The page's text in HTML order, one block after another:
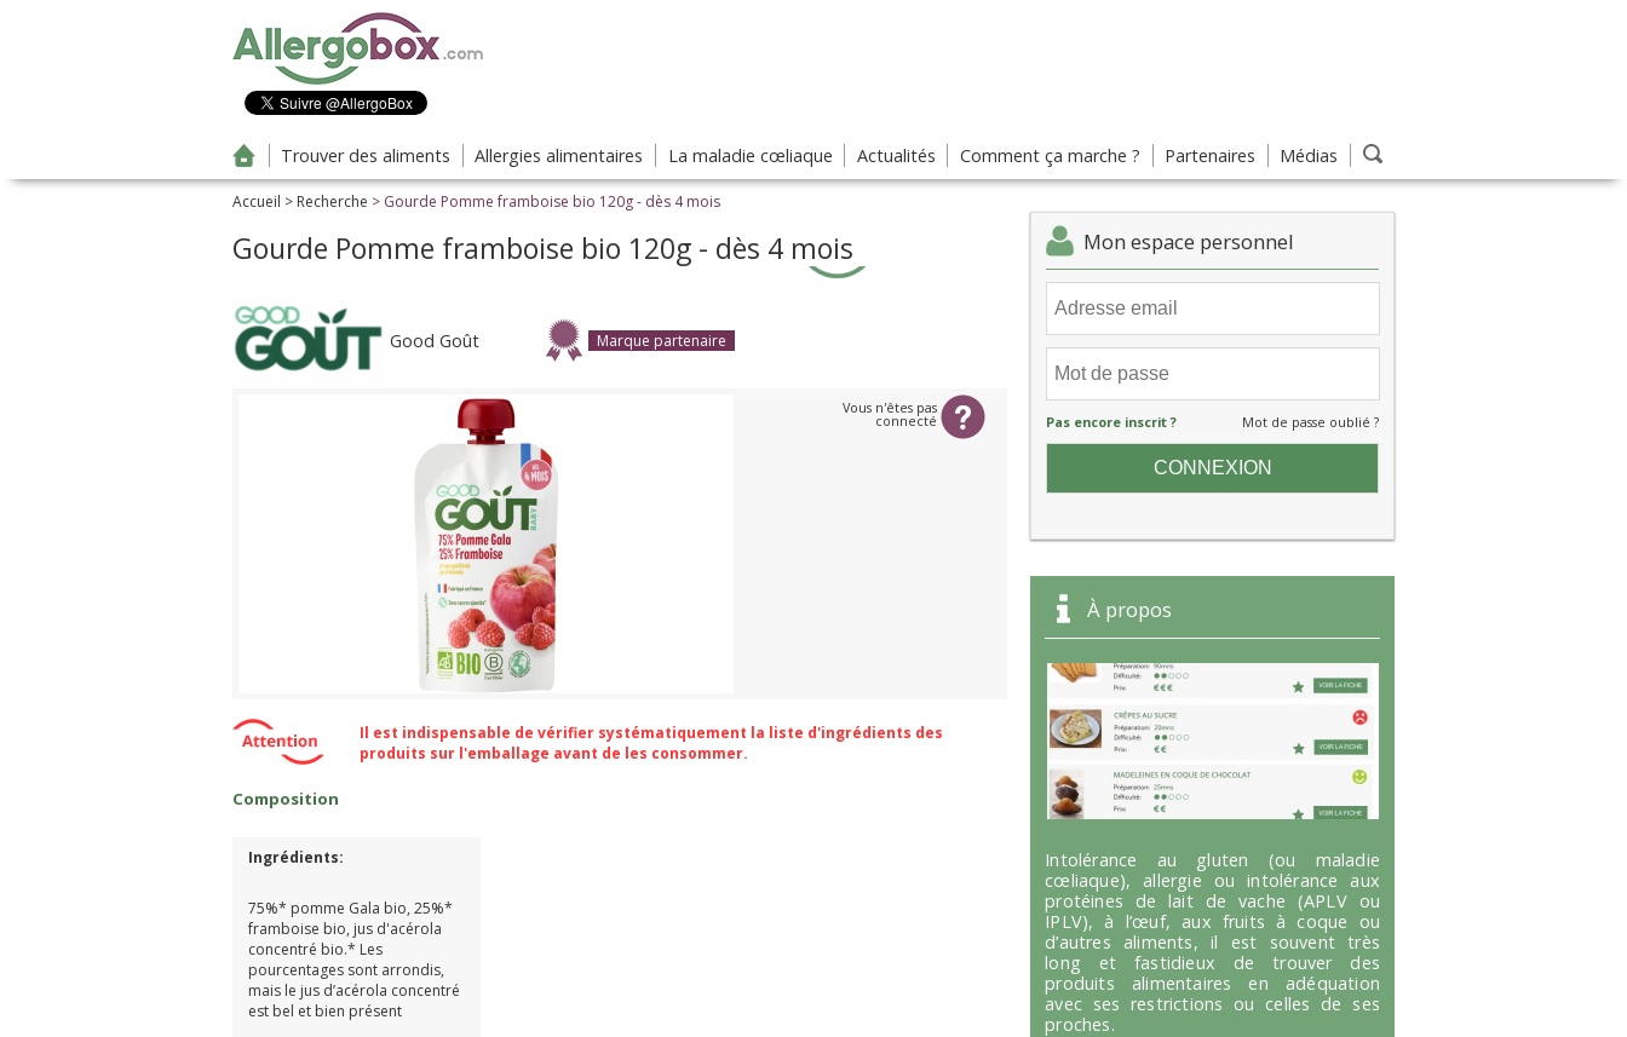
Trouver des aliments Allergies alimentaires La maladie cœliaque Actualités Comment ça marche ? Partenaires Médias
Accueil > Recherche > Gourde Pomme framboise bio 120g - dès 4 mois
Mon espace personnel
Pas encore inscrit ? Mot de passe oublié ?
À propos
Intolérance au gluten (ou maladie
cœliaque), allergie ou intolérance aux
protéines de lait de vache (APLV ou
IPLV), à l’œuf, aux fruits à coque ou
d’autres aliments, il est souvent très
long et fastidieux de trouver des
produits alimentaires en adéquation
avec ses restrictions ou celles de ses
proches.
Gourde Pomme framboise bio 120g - dès 4 mois
Good Goût Marque partenaire
Vous n'êtes pas
connecté
Il est indispensable de vérifier systématiquement la liste d'ingrédients des
produits sur l'emballage avant de les consommer.
Composition
Ingrédients:
75%* pomme Gala bio, 25%*
framboise bio, jus d'acérola
concentré bio.* Les
pourcentages sont arrondis,
mais le jus d’acérola concentré
est bel et bien présent